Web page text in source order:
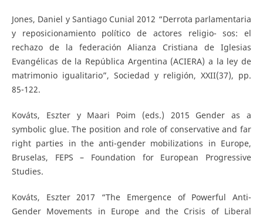
Jones, Daniel y Santiago Cunial 2012 “Derrota parlamentaria
y reposicionamiento político de actores religio- sos: el
rechazo de la federación Alianza Cristiana de Iglesias
Evangélicas de la República Argentina (ACIERA) a la ley de
matrimonio igualitario”, Sociedad y religión, XXII(37), pp.
85-122.
Kováts, Eszter y Maari Poim (eds.) 2015 Gender as a
symbolic glue. The position and role of conservative and far
right parties in the anti-gender mobilizations in Europe,
Bruselas, FEPS – Foundation for European Progressive
Studies.
Kováts, Eszter 2017 “The Emergence of Powerful Anti-
Gender Movements in Europe and the Crisis of Liberal